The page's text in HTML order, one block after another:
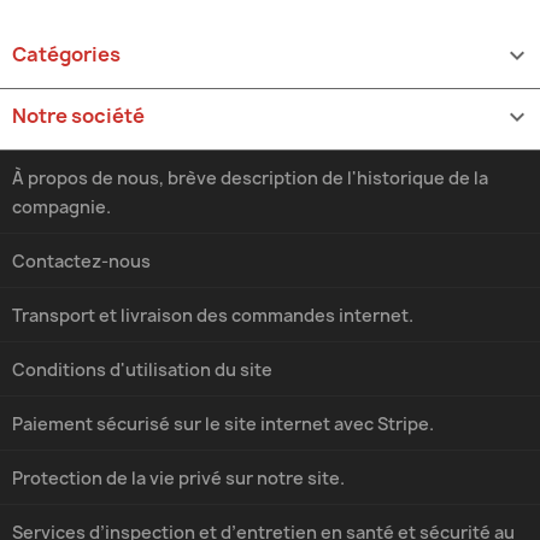
Catégories 
Notre société 
Transport et livraison des commandes internet.
Conditions d'utilisation du site
À propos de nous, brève description de l'historique de la
compagnie.
Paiement sécurisé sur le site internet avec Stripe.
Protection de la vie privé sur notre site.
Services d’inspection et d’entretien en santé et sécurité au
Contactez-nous